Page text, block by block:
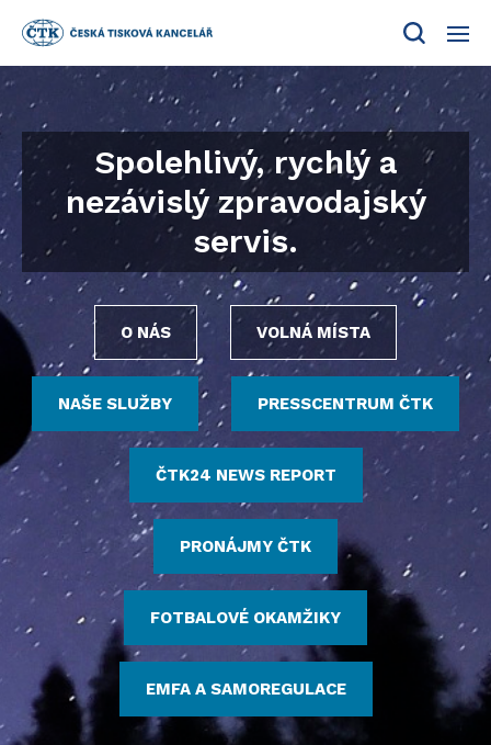
Menu
Spolehlivý, rychlý a
nezávislý zpravodajský
servis.
O NÁS VOLNÁ MÍSTA
NAŠE SLUŽBY PRESSCENTRUM ČTK
ČTK24 NEWS REPORT
PRONÁJMY ČTK
FOTBALOVÉ OKAMŽIKY
EMFA A SAMOREGULACE